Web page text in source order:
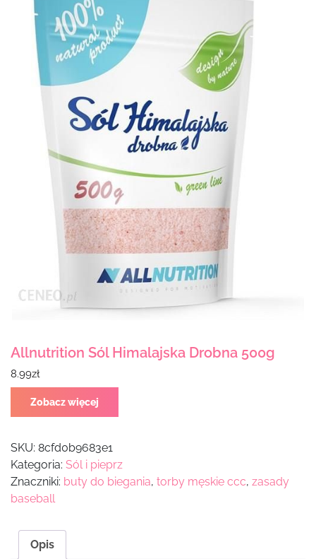
Allnutrition Sól Himalajska Drobna 500g
8.99zł
Zobacz więcej
SKU: 8cfd0b9683e1
Kategoria: Sól i pieprz
Znaczniki: buty do biegania, torby męskie ccc, zasady
baseball
Opis